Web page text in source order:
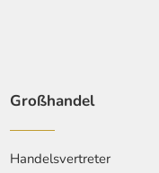
Großhandel
Handelsvertreter